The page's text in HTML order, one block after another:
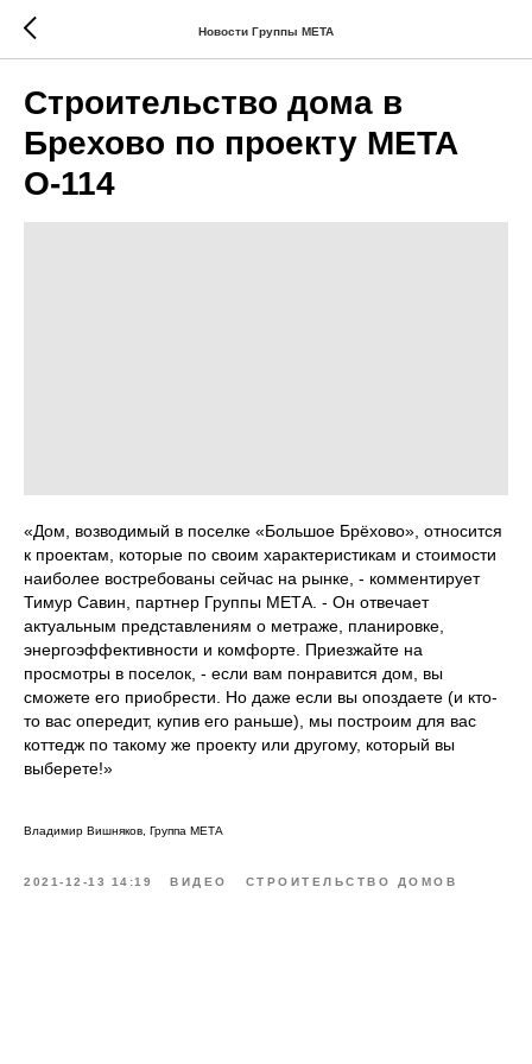
Новости Группы МЕТА
Строительство дома в
Брехово по проекту МЕТА
О-114
«Дом, возводимый в поселке «Большое Брёхово», относится
к проектам, которые по своим характеристикам и стоимости
наиболее востребованы сейчас на рынке, - комментирует
Тимур Савин, партнер Группы МЕТА. - Он отвечает
актуальным представлениям о метраже, планировке,
энергоэффективности и комфорте. Приезжайте на
просмотры в поселок, - если вам понравится дом, вы
сможете его приобрести. Но даже если вы опоздаете (и кто-
то вас опередит, купив его раньше), мы построим для вас
коттедж по такому же проекту или другому, который вы
выберете!»
Владимир Вишняков, Группа МЕТА
2021-12-13 14:19 ВИДЕО СТРОИТЕЛЬСТВО ДОМОВ